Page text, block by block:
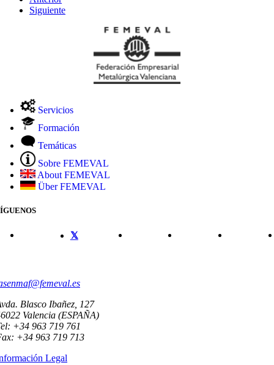
Siguiente
Servicios
Formación
Temáticas
Sobre FEMEVAL
About FEMEVAL
Über FEMEVAL
Blasco Ibañez, 127
Valencia (ESPAÑA)
+34 963 719 761
+34 963 719 713
Legal